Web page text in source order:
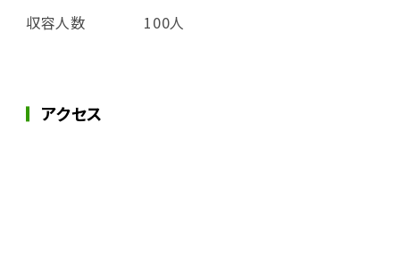
収容人数 100人
アクセス